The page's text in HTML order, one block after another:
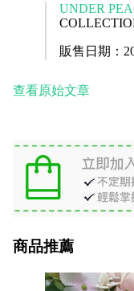
UNDER
販售日期：
查看原始文章
商品推薦